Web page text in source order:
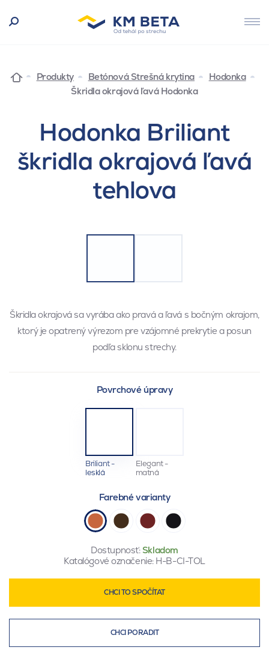
Produkty Betónová Strešná krytina
Hodonka
Škridla okrajová ľavá Hodonka
Hodonka Briliant
škridla okrajová ľavá
tehlova
Škridla okrajová sa vyrába ako pravá a ľavá s bočným okrajom,
ktorý je opatrený výrezom pre vzájomné prekrytie a posun
podľa sklonu strechy.
Povrchové úpravy
Briliant -
lesklá
Elegant -
matná
Farebné varianty
Dostupnosť:Skladom
Katalógové označenie: H-B-CI-TOL
CHCI TO SPOČÍTAT
CHCI PORADIT